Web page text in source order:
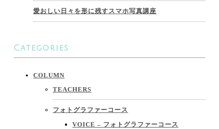
愛おしい日々を形に残すスマホ写真講座
Categories
COLUMN
TEACHERS
フォトグラファーコース
VOICE – フォトグラファーコース